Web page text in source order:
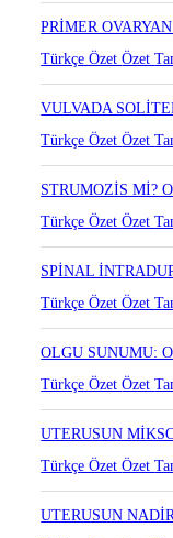
PRİMER
Türkçe ÖzetÖzet
VULVADA
Türkçe ÖzetÖzet
STRUMOZİS Mİ?
Türkçe ÖzetÖzet
SPİNAL
Türkçe ÖzetÖzet
OLGU SUNUMU:
Türkçe ÖzetÖzet
UTERUSUN
Türkçe ÖzetÖzet
UTERUSUN